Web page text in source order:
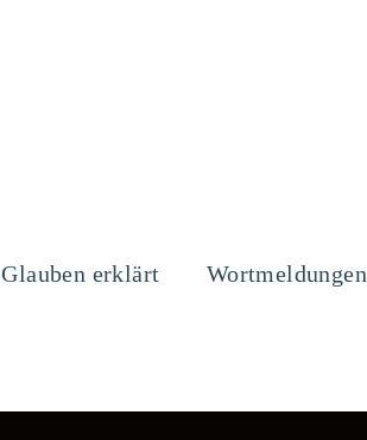
Glauben erklärt Wortmeldungen